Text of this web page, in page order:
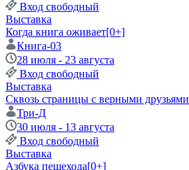
Вход свободный
Выставка
Когда книга оживает[0+]
Книга-03
28 июля - 23 августа
Вход свободный
Выставка
Сквозь страницы с верными друзьями
Три-Д
30 июля - 13 августа
Вход свободный
Выставка
Азбука пешехода[0+]